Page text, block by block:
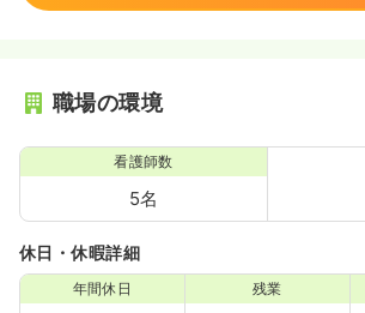
職場の環境
看護師数
5名
休日・休暇詳細
年間休日 残業